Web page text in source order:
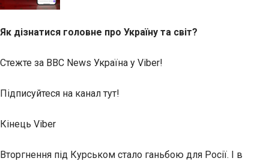
Як дізнатися головне про Україну та світ?
Стежте за BBC News Україна у Viber!
Підписуйтеся на канал тут!
Кінець Viber
Вторгнення під Курськом стало ганьбою для Росії. І в